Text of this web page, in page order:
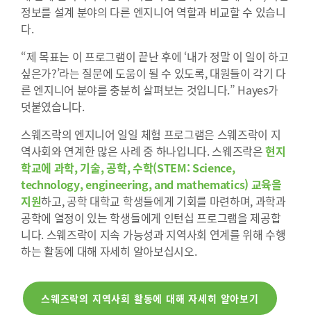
정보를 설계 분야의 다른 엔지니어 역할과 비교할 수 있습니
다.
“제 목표는 이 프로그램이 끝난 후에 ‘내가 정말 이 일이 하고
싶은가?’라는 질문에 도움이 될 수 있도록, 대원들이 각기 다
른 엔지니어 분야를 충분히 살펴보는 것입니다.” Hayes가
덧붙였습니다.
스웨즈락의 엔지니어 일일 체험 프로그램은 스웨즈락이 지
역사회와 연계한 많은 사례 중 하나입니다. 스웨즈락은현지
학교에 과학, 기술, 공학, 수학(STEM: Science,
technology, engineering, and mathematics) 교육을
지원하고, 공학 대학교 학생들에게 기회를 마련하며, 과학과
공학에 열정이 있는 학생들에게 인턴십 프로그램을 제공합
니다. 스웨즈락이 지속 가능성과 지역사회 연계를 위해 수행
하는 활동에 대해 자세히 알아보십시오.
스웨즈락의 지역사회 활동에 대해 자세히 알아보기